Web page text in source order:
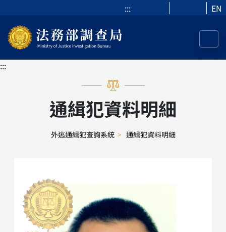
::: EN
:::
通緝犯資料明細
外逃通緝犯查詢系統 > 通緝犯資料明細